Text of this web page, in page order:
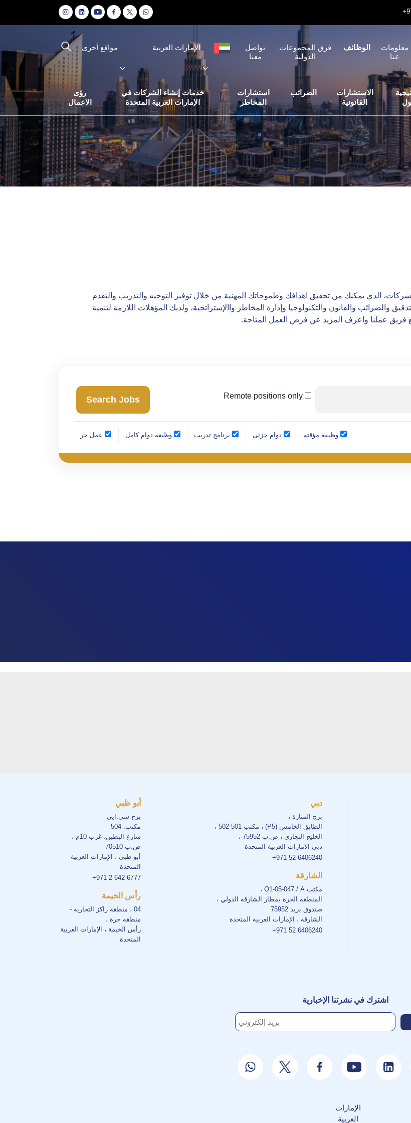
معلومات
عنا
الوظائف
فرق المجموعات
الدولية
تواصل
معنا
الإمارات العربية مواقع أخرى
الاستشارات
القانونية
الضرائب
استشارات
المخاطر
خدمات إنشاء الشركات في
الإمارات العربية المتحدة
رؤى
الاعمال
الذي يمكنك من تحقيق اهدافك وطموحاتك المهنية من خلال توفير التوجيه والتدريب والتقدم
والضرائب والقانون والتكنولوجيا وإدارة المخاطر واالإستراتجية، ولديك المؤهلات اللازمة لتنمية
عملنا واعرف المزيد عن فرص العمل المتاحة.
Remote positions only
عمل حر وظيفة دوام كامل برنامج تدريب دوام جزئى وظيفة مؤقتة
دبي
برج المنارة ،
الطابق الخامس (P5) ، مكتب 501-502 ،
الخليج التجاري ، ص.ب 75952 ،
دبي الامارات العربية المتحدة
+971 52 6406240
الشارقة
مكتب Q1-05-047 / A ،
المنطقة الحرة بمطار الشارقة الدولي ،
صندوق بريد 75952
الشارقة ، الإمارات العربية المتحدة
+971 52 6406240
أبو ظبي
برج سي.ايي
مكتب. 504
شارع البطين، غرب 10م ،
ص.ب 70510
أبو ظبي ، الإمارات العربية
المتحدة
+971 2 642 6777
رأس الخيمة
04 ، منطقة راكز التجارية -
منطقة حرة ،
رأس الخيمة ، الإمارات العربية
المتحدة
اشترك في نشرتنا الإخبارية
الإمارات
العربية